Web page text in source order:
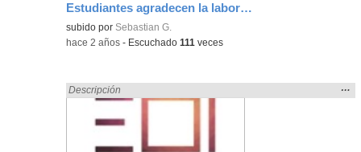
Estudiantes agradecen la labor de los docentes del IES Cervantes
subido por Sebastian G.
-hace 2 años - Escuchado111 veces
Encontrado «song» en:
Descripción
la
…